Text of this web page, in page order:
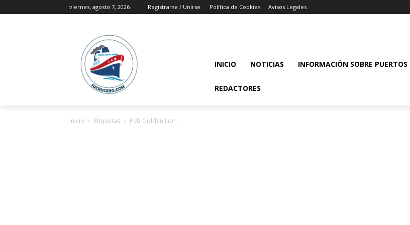
viernes, agosto 7, 2026 Registrarse / Unirse Política de Cookies Avisos Legales
INICIO NOTICIAS INFORMACIÓN SOBRE PUERTOS
REDACTORES
Inicio Etiquetas Pub Golden Lion